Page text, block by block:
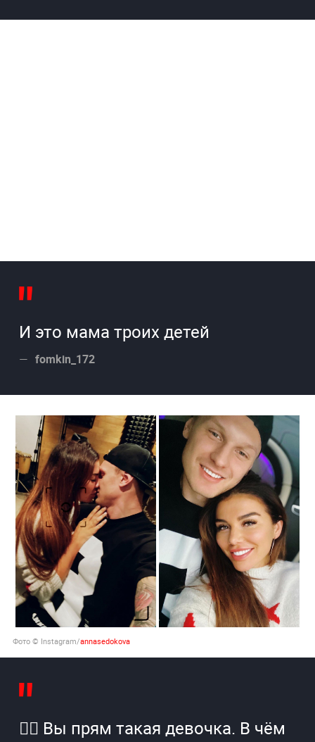
И это мама троих детей
fomkin_172
Фото © Instagram/annasedokova
👍🏻 Вы прям такая девочка. В чём